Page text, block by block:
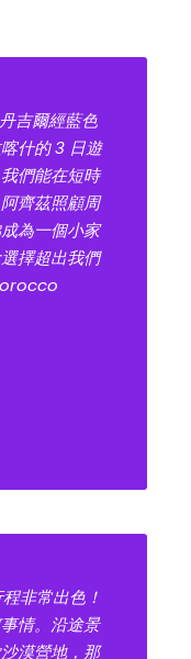
吉爾經藍色
什的 3 日遊
們能在短時
齊茲照顧周
為一個小家
擇超出我們
非常出色！
情。沿途景
漠營地，那